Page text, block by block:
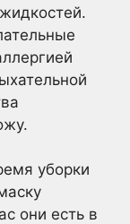
уборки
они есть в